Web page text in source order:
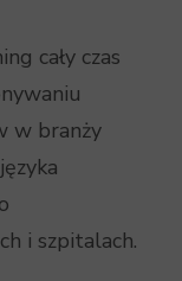
cały czas
w branży
i szpitalach.